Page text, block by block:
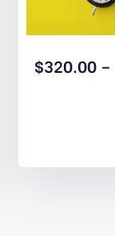
–
$320.00